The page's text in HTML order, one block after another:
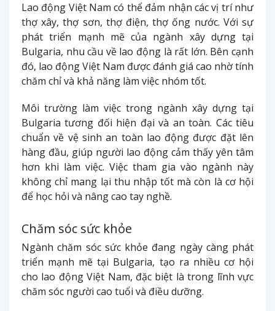
Lao động Việt Nam có thể đảm nhận các vị trí như
thợ xây, thợ sơn, thợ điện, thợ ống nước. Với sự
phát triển mạnh mẽ của ngành xây dựng tại
Bulgaria, nhu cầu về lao động là rất lớn. Bên cạnh
đó, lao động Việt Nam được đánh giá cao nhờ tính
chăm chỉ và khả năng làm việc nhóm tốt.
Môi trường làm việc trong ngành xây dựng tại
Bulgaria tương đối hiện đại và an toàn. Các tiêu
chuẩn về vệ sinh an toàn lao động được đặt lên
hàng đầu, giúp người lao động cảm thấy yên tâm
hơn khi làm việc. Việc tham gia vào ngành này
không chỉ mang lại thu nhập tốt mà còn là cơ hội
để học hỏi và nâng cao tay nghề.
Chăm sóc sức khỏe
Ngành chăm sóc sức khỏe đang ngày càng phát
triển mạnh mẽ tại Bulgaria, tạo ra nhiều cơ hội
cho lao động Việt Nam, đặc biệt là trong lĩnh vực
chăm sóc người cao tuổi và điều dưỡng.